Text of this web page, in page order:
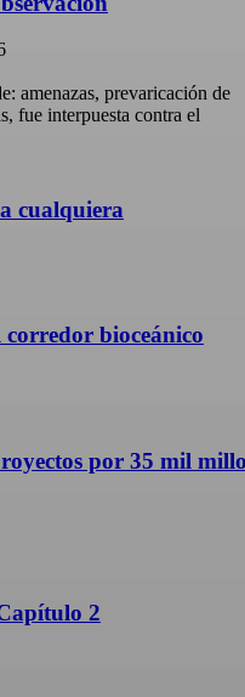
amenazas, prevaricación de
fue interpuesta contra el
cualquiera
corredor bioceánico
por 35 mil
2